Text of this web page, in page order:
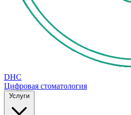
DHC
Цифровая стоматология
Услуги